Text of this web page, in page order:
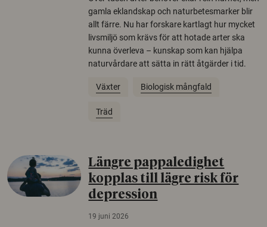
gamla eklandskap och naturbetesmarker blir
allt färre. Nu har forskare kartlagt hur mycket
livsmiljö som krävs för att hotade arter ska
kunna överleva – kunskap som kan hjälpa
naturvårdare att sätta in rätt åtgärder i tid.
Växter Biologisk mångfald
Träd
Längre pappaledighet
kopplas till lägre risk för
depression
19 juni 2026